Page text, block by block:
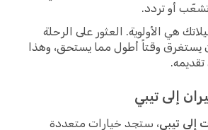
أو تردد.
هي الأولوية. العثور على الرحلة
يستغرق وقتاً أطول مما يستحق، وهذا
إلى تيبي
إلى تيبي، ستجد خيارات متعددة